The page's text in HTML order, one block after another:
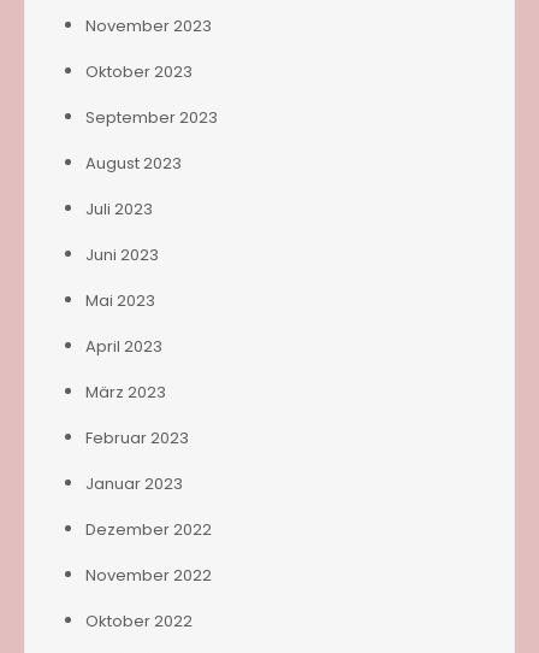
November 2023
Oktober 2023
September 2023
August 2023
Juli 2023
Juni 2023
Mai 2023
April 2023
März 2023
Februar 2023
Januar 2023
Dezember 2022
November 2022
Oktober 2022